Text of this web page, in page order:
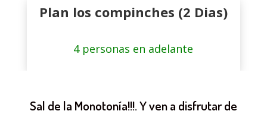
Plan los compinches (2 Dias)
4 personas en adelante
Sal de la Monotonía!!!. Y ven a disfrutar de